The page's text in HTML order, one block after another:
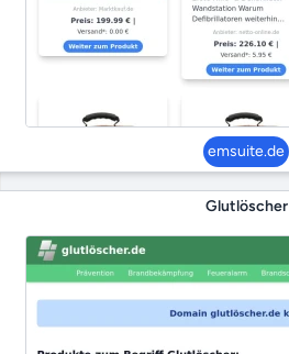
emsuite.de
Glutlöscher